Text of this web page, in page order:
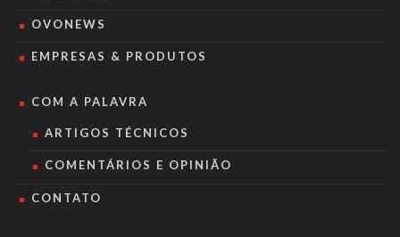
OVONEWS
EMPRESAS & PRODUTOS
COM A PALAVRA
ARTIGOS TÉCNICOS
COMENTÁRIOS E OPINIÃO
CONTATO